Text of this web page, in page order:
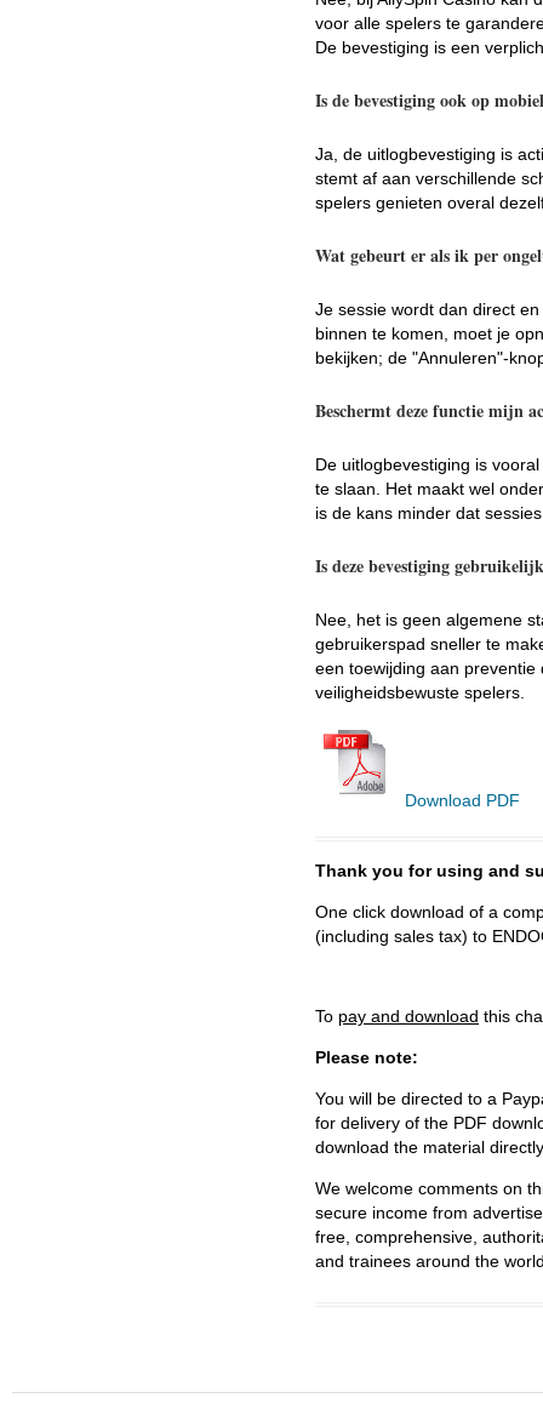
voor alle spelers te
De bevestiging is een
Is de bevestiging ook op
Ja, de uitlogbevestiging is
stemt af aan verschillende
spelers genieten overal
Wat gebeurt er als ik per
Je sessie wordt dan direct
binnen te komen, moet je
bekijken; de "Annuleren"-
Beschermt deze functie mijn
De uitlogbevestiging is
te slaan. Het maakt wel
is de kans minder dat
Is deze bevestiging
Nee, het is geen algemene
gebruikerspad sneller te
een toewijding aan
veiligheidsbewuste spelers.
Download PDF
Thank you for using and
One click download of a
(including sales tax) to
To pay and download this
Please note:
You will be directed to a
for delivery of the PDF
download the material
We welcome comments on
secure income from
free, comprehensive,
and trainees around the